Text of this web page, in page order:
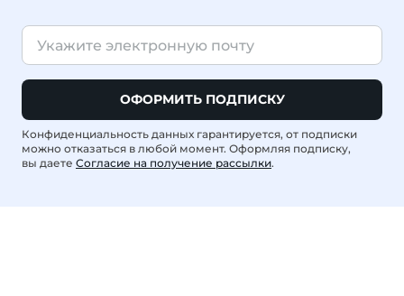
ОФОРМИТЬ ПОДПИСКУ
Конфиденциальность данных гарантируется, от подписки
можно отказаться в любой момент. Оформляя подписку,
вы даете Согласие на получение рассылки.